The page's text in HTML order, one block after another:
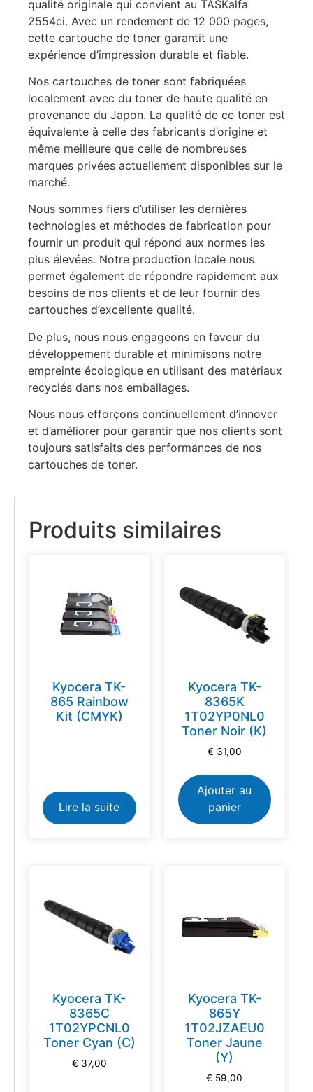
qualité originale qui convient au TASKalfa
2554ci. Avec un rendement de 12 000 pages,
cette cartouche de toner garantit une
expérience d’impression durable et fiable.
Nos cartouches de toner sont fabriquées
localement avec du toner de haute qualité en
provenance du Japon. La qualité de ce toner est
équivalente à celle des fabricants d’origine et
même meilleure que celle de nombreuses
marques privées actuellement disponibles sur le
marché.
Nous sommes fiers d’utiliser les dernières
technologies et méthodes de fabrication pour
fournir un produit qui répond aux normes les
plus élevées. Notre production locale nous
permet également de répondre rapidement aux
besoins de nos clients et de leur fournir des
cartouches d’excellente qualité.
De plus, nous nous engageons en faveur du
développement durable et minimisons notre
empreinte écologique en utilisant des matériaux
recyclés dans nos emballages.
Nous nous efforçons continuellement d’innover
et d’améliorer pour garantir que nos clients sont
toujours satisfaits des performances de nos
cartouches de toner.
Produits similaires
Kyocera TK-
865 Rainbow
Kit (CMYK)
Lire la suite
Kyocera TK-
8365K
1T02YP0NL0
Toner Noir (K)
€ 31,00
Ajouter au
panier
Kyocera TK-
8365C
1T02YPCNL0
Toner Cyan (C)
€ 37,00
Kyocera TK-
865Y
1T02JZAEU0
Toner Jaune
(Y)
€ 59,00